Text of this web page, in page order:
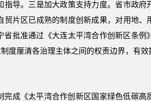
导。三是加大政策支持力度。省市政府
片区已成熟的制度创新成果，对用地、
批准通过《大连太平湾合作创新区条例
度厘清各治理主体之间的权责边界，有效
成《太平湾合作创新区国家绿色低碳高